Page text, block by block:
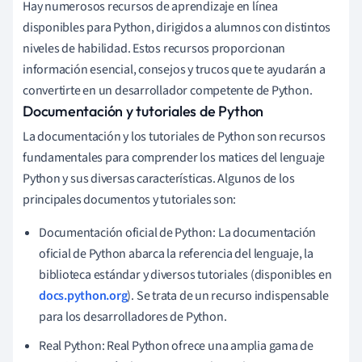
Hay numerosos recursos de aprendizaje en línea
disponibles para Python, dirigidos a alumnos con distintos
niveles de habilidad. Estos recursos proporcionan
información esencial, consejos y trucos que te ayudarán a
convertirte en un desarrollador competente de Python.
Documentación y tutoriales de Python
La documentación y los tutoriales de Python son recursos
fundamentales para comprender los matices del lenguaje
Python y sus diversas características. Algunos de los
principales documentos y tutoriales son:
Documentación oficial de Python: La documentación
oficial de Python abarca la referencia del lenguaje, la
biblioteca estándar y diversos tutoriales (disponibles en
docs.python.org). Se trata de un recurso indispensable
para los desarrolladores de Python.
Real Python: Real Python ofrece una amplia gama de